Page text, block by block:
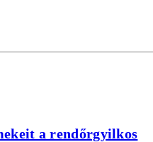
a rendőrgyilkos